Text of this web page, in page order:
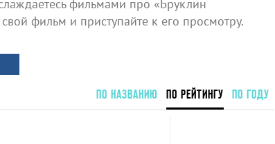
фильмами про «Бруклин
фильм и приступайте к его просмотру.
ПО НАЗВАНИЮ ПО РЕЙТИНГУ ПО ГОДУ